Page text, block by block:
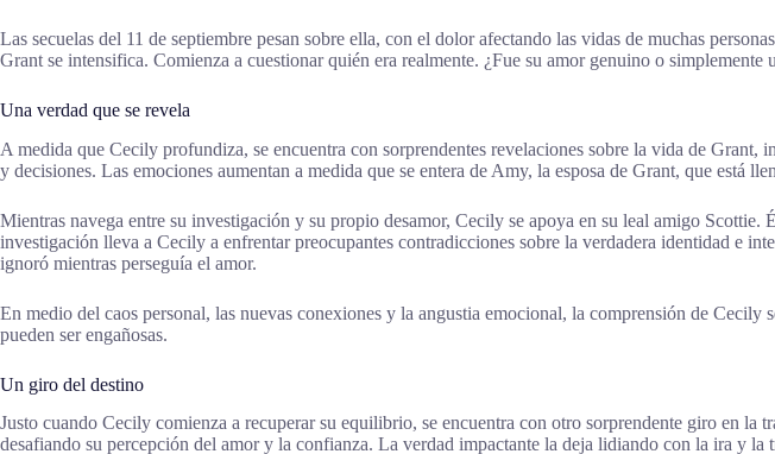
Las secuelas del 11 de septiembre pesan sobre ella, con el dolor afectando las vidas de muchas
Grant se intensifica. Comienza a cuestionar quién era realmente. ¿Fue su amor genuino o
Una verdad que se revela
A medida que Cecily profundiza, se encuentra con sorprendentes revelaciones sobre la vida de
y decisiones. Las emociones aumentan a medida que se entera de Amy, la esposa de Grant, que está
Mientras navega entre su investigación y su propio desamor, Cecily se apoya en su leal amigo
investigación lleva a Cecily a enfrentar preocupantes contradicciones sobre la verdadera identidad e
ignoró mientras perseguía el amor.
En medio del caos personal, las nuevas conexiones y la angustia emocional, la comprensión de
pueden ser engañosas.
Un giro del destino
Justo cuando Cecily comienza a recuperar su equilibrio, se encuentra con otro sorprendente giro en la
desafiando su percepción del amor y la confianza. La verdad impactante la deja lidiando con la ira y la